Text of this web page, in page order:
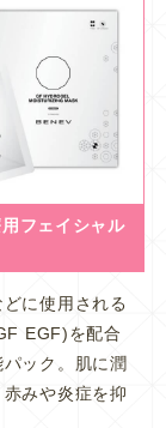
フェイシャル
に使用される
EGF)を配合
パック。肌に潤
みや炎症を抑